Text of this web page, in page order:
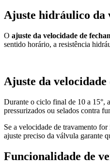
Ajuste hidráulico da
O ajuste da velocidade de
sentido horário, a resistência
Ajuste da
Durante o ciclo final de 10 a 15°,
pressurizados ou selados contra
Se a velocidade de travamento
ajuste preciso da válvula garante
Funcionalidade de